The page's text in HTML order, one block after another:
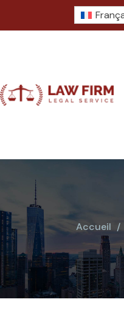
Accueil